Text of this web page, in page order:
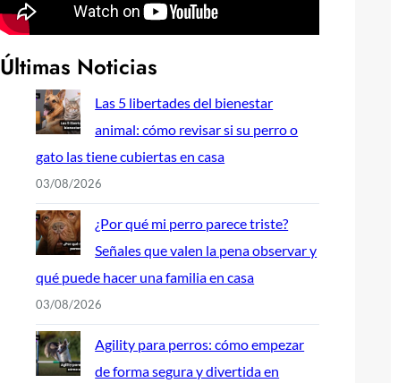
Últimas Noticias
Las 5 libertades del bienestar
animal: cómo revisar si su perro o
gato las tiene cubiertas en casa
03/08/2026
¿Por qué mi perro parece triste?
Señales que valen la pena observar y
qué puede hacer una familia en casa
03/08/2026
Agility para perros: cómo empezar
de forma segura y divertida en